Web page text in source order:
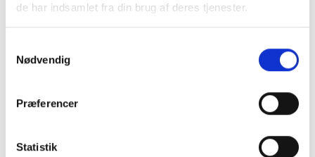
de har indsamlet fra din brug af deres tjenester.
Nødvendig
Præferencer
Statistik
Vil du opdateres på, hvad der rør sig inden
for sundheds- og velfærdsteknologien uge